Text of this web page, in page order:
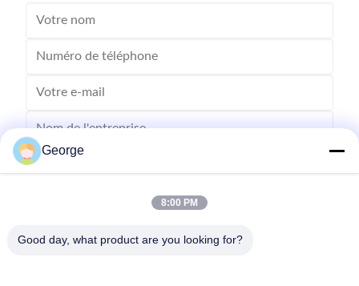
George
8:00 PM
Good day, what product are you looking for?